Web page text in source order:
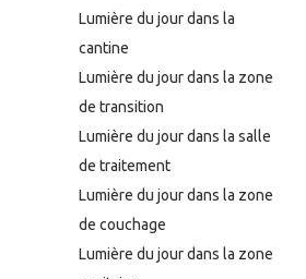
Lumière du jour dans la
cantine
Lumière du jour dans la zone
de transition
Lumière du jour dans la salle
de traitement
Lumière du jour dans la zone
de couchage
Lumière du jour dans la zone